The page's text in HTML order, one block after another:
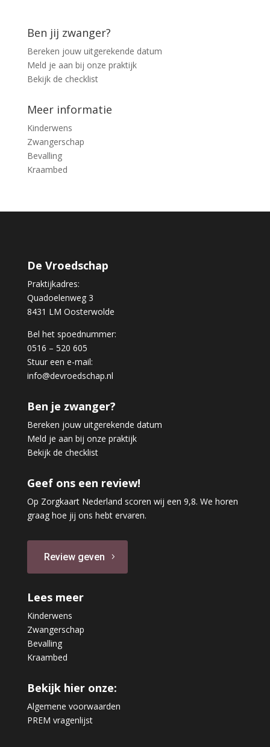
Ben jij zwanger?
Bereken jouw uitgerekende datum
Meld je aan bij onze praktijk
Bekijk de checklist
Meer informatie
Kinderwens
Zwangerschap
Bevalling
Kraambed
De Vroedschap
Praktijkadres:
Quadoelenweg 3
8431 LM Oosterwolde
Bel het spoednummer:
0516 – 520 605
Stuur een e-mail:
info@devroedschap.nl
Ben je zwanger?
Bereken jouw uitgerekende datum
Meld je aan bij onze praktijk
Bekijk de checklist
Geef ons een review!
Op Zorgkaart Nederland scoren wij een 9,8. We horen
graag hoe jij ons hebt ervaren.
Review geven
Lees meer
Kinderwens
Zwangerschap
Bevalling
Kraambed
Bekijk hier onze:
Algemene voorwaarden
PREM vragenlijst